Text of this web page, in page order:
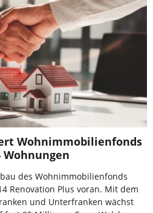
Wohnimmobilienfonds
des Wohnimmobilienfonds
Renovation Plus voran. Mit dem
und Unterfranken wächst